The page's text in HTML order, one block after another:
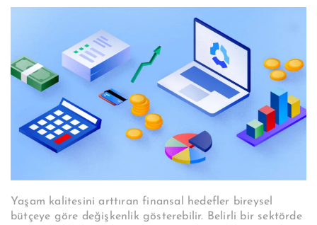
Yaşam kalitesini arttıran finansal hedefler bireysel
bütçeye göre değişkenlik gösterebilir. Belirli bir sektörde